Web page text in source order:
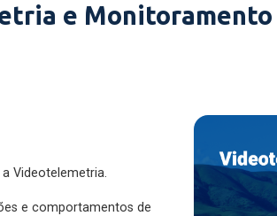
e Monitoramento
Videotelemetria.
e comportamentos de